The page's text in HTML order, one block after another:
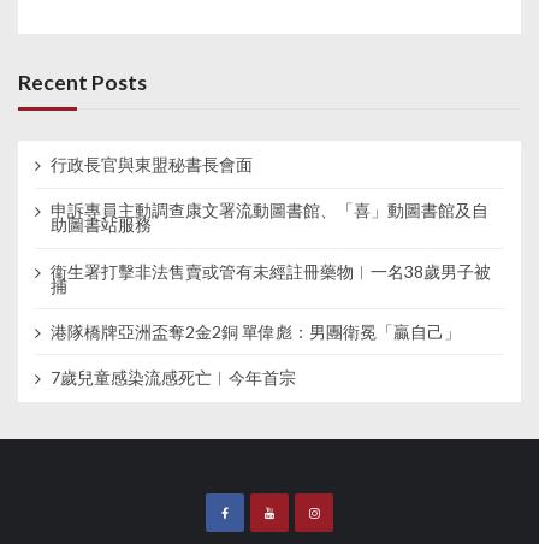
Recent Posts
行政長官與東盟秘書長會面
申訴專員主動調查康文署流動圖書館、「喜」動圖書館及自
助圖書站服務
衞生署打擊非法售賣或管有未經註冊藥物︱一名38歲男子被
捕
港隊橋牌亞洲盃奪2金2銅 單偉彪：男團衛冕「贏自己」
7歲兒童感染流感死亡︱今年首宗